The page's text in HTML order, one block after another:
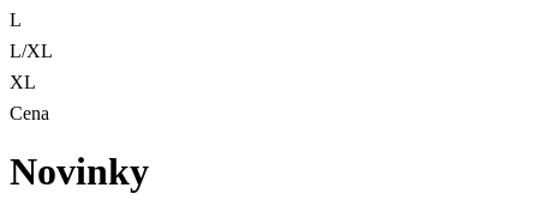
L
L/XL
XL
Cena
Novinky